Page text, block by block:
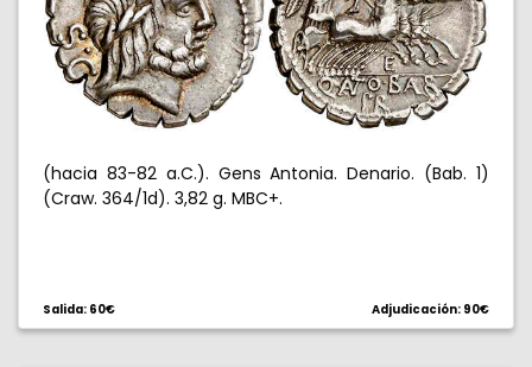
(hacia 83-82 a.C.). Gens Antonia. Denario. (Bab. 1)
(Craw. 364/1d). 3,82 g. MBC+.
Salida: 60€ Adjudicación: 90€